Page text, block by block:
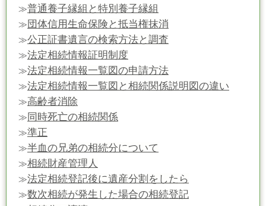
≫普通養子縁組と特別養子縁組
≫団体信用生命保険と抵当権抹消
≫公正証書遺言の検索方法と調査
≫法定相続情報証明制度
≫法定相続情報一覧図の申請方法
≫法定相続情報一覧図と相続関係説明図の違い
≫高齢者消除
≫同時死亡の相続関係
≫準正
≫半血の兄弟の相続分について
≫相続財産管理人
≫法定相続登記後に遺産分割をしたら
≫数次相続が発生した場合の相続登記